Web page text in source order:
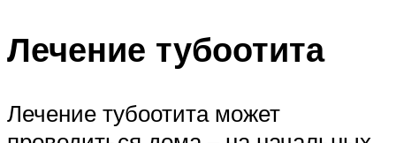
Лечение тубоотита
Лечение тубоотита может